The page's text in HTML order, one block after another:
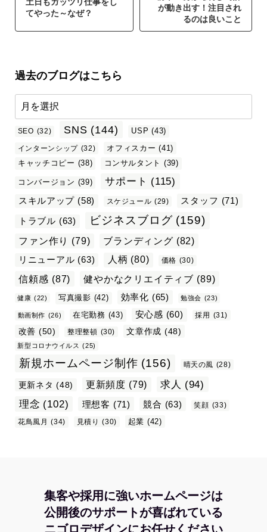
土日もガッツリ仕事をし
てやった～なぜ？
が動き出す！注目され
るのは良いこと
過去のブログはこちら
SEO (32) SNS (144) USP (43)
インターンシップ (32) オフィスカー (41)
キャッチコピー (38) コンサルタント (39)
コンバージョン (39) サポート (115)
スキルアップ (58) スケジュール (29) スタッフ (71)
トラブル (63) ビジネスブログ (159)
ファン作り (79) ブランディング (82)
リニューアル (63) 人柄 (80) 価格 (30)
信頼感 (87) 健やかなクリエイティブ (89)
健康 (22) 写真撮影 (42) 効率化 (65) 勉強会 (23)
動画制作 (26) 在宅勤務 (43) 安心感 (60) 採用 (31)
改善 (50) 整理整頓 (30) 文章作成 (48)
新型コロナウイルス (25)
新規ホームページ制作 (156) 晴天の風 (28)
更新ネタ (48) 更新頻度 (79) 求人 (94)
理念 (102) 理想客 (71) 競合 (63) 笑顔 (33)
花鳥風月 (34) 見積り (30) 起業 (42)
集客や採用に強いホームページは
公開後のサポートが喜ばれている
ニゴロデザインにお任せください